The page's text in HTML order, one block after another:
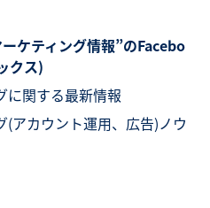
ケティング情報”のFacebo
クス)
に関する最新情報
アカウント運用、広告)ノウ